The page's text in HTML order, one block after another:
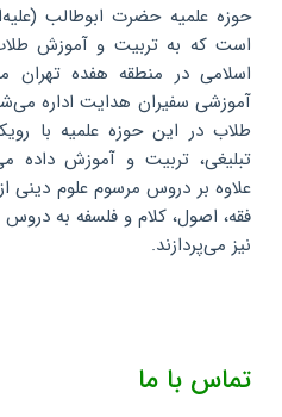
حوزه علمیه حضرت ابوطالب
است که به تربیت و آموزش
اسلامی در منطقه هفده تهران
آموزشی سفیران هدایت اداره
طلاب در این حوزه علمیه با
تبلیغی، تربیت و آموزش داده
علاوه بر دروس مرسوم علوم دینی
فقه، اصول، کلام و فلسفه به
نیز می‌پردازند.
تماس با ما